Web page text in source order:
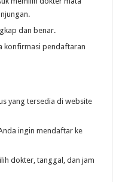
dan benar.
konfirmasi pendaftaran
yang tersedia di website
ingin mendaftar ke
dokter, tanggal, dan jam